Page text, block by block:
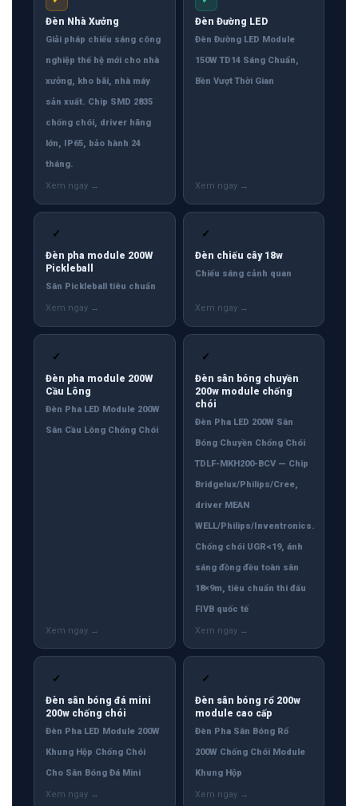
Đèn Nhà Xưởng
Giải pháp chiếu sáng công
nghiệp thế hệ mới cho nhà
xưởng, kho bãi, nhà máy
sản xuất. Chip SMD 2835
chống chói, driver hãng
lớn, IP65, bảo hành 24
tháng.
Đèn Đường LED
Đèn Đường LED Module
150W TD14 Sáng Chuẩn,
Bền Vượt Thời Gian
✓
Đèn pha module 200W
Pickleball
Sân Pickleball tiêu chuẩn
✓
Đèn chiếu cây 18w
Chiếu sáng cảnh quan
✓
Đèn pha module 200W
Cầu Lông
Đèn Pha LED Module 200W
Sân Cầu Lông Chống Chói
✓
Đèn sân bóng chuyền
200w module chống
chói
Đèn Pha LED 200W Sân
Bóng Chuyền Chống Chói
TDLF-MKH200-BCV — Chip
Bridgelux/Philips/Cree,
driver MEAN
WELL/Philips/Inventronics.
Chống chói UGR<19, ánh
sáng đồng đều toàn sân
18×9m, tiêu chuẩn thi đấu
FIVB quốc tế
✓
Đèn sân bóng đá mini
200w chống chói
Đèn Pha LED Module 200W
Khung Hộp Chống Chói
Cho Sân Bóng Đá Mini
✓
Đèn sân bóng rổ 200w
module cao cấp
Đèn Pha Sân Bóng Rổ
200W Chống Chói Module
Khung Hộp